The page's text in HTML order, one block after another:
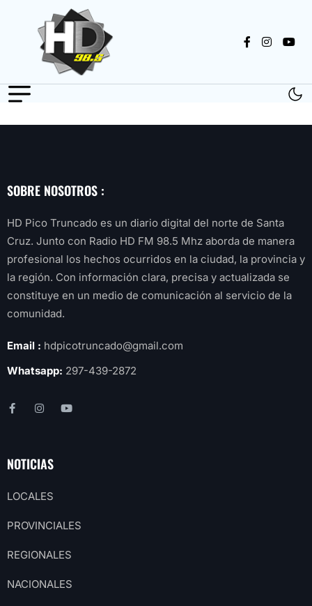
SOBRE NOSOTROS :
HD Pico Truncado es un diario digital del norte de Santa
Cruz. Junto con Radio HD FM 98.5 Mhz aborda de manera
profesional los hechos ocurridos en la ciudad, la provincia y
la región. Con información clara, precisa y actualizada se
constituye en un medio de comunicación al servicio de la
comunidad.
Email : hdpicotruncado@gmail.com
Whatsapp: 297-439-2872
NOTICIAS
LOCALES
PROVINCIALES
REGIONALES
NACIONALES